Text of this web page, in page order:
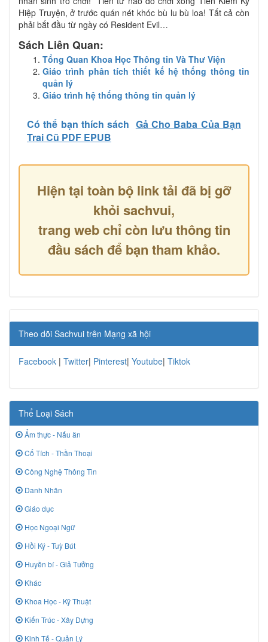
Hiệp Truyện, ở trước quán nét khóc bù lu bù loa! Tất cả còn
phải bắt đầu từ ngày có Resident Evil…
Sách Liên Quan:
Tổng Quan Khoa Học Thông tin Và Thư Viện
Giáo trình phân tích thiết kế hệ thống thông tin
quản lý
Giáo trình hệ thống thông tin quản lý
Có thể bạn thích sách Gả Cho Baba Của Bạn
Trai Cũ PDF EPUB
Hiện tại toàn bộ link tải đã bị gỡ
khỏi sachvui,
trang web chỉ còn lưu thông tin
đầu sách để bạn tham khảo.
Theo dõi Sachvui trên Mạng xã hội
Facebook | Twitter| Pinterest| Youtube| Tiktok
Thể Loại Sách
Ẩm thực - Nấu ăn
Cổ Tích - Thần Thoại
Công Nghệ Thông Tin
Danh Nhân
Giáo dục
Học Ngoại Ngữ
Hồi Ký - Tuỳ Bút
Huyền bí - Giả Tưởng
Khác
Khoa Học - Kỹ Thuật
Kiến Trúc - Xây Dựng
Kinh Tế - Quản Lý